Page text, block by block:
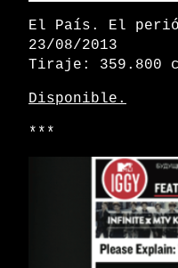
El País. El
23/08/2013
Tiraje: 359.800
Disponible.
***